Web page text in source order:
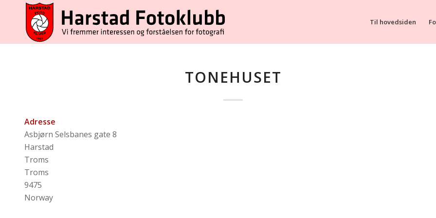
Til hovedsiden
TONEHUSET
Adresse
Asbjørn Selsbanes gate 8
Harstad
Troms
Troms
9475
Norway